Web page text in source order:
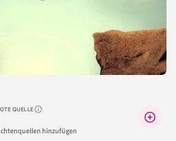
QUELLEWarum lohnt sich das?
hinzufügen